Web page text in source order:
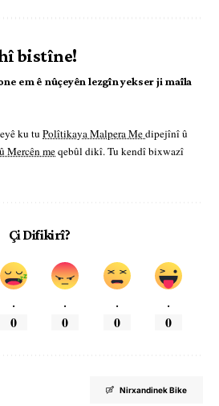
bistîne!
em ê nûçeyên lezgîn yekser ji maîla
ku tu Polîtikaya Malpera Medipejînî û
Mercên meqebûl dikî. Tu kendî bixwazî
Çi Difikirî?
.
0
.
0
.
0
.
0
Nirxandinek Bike